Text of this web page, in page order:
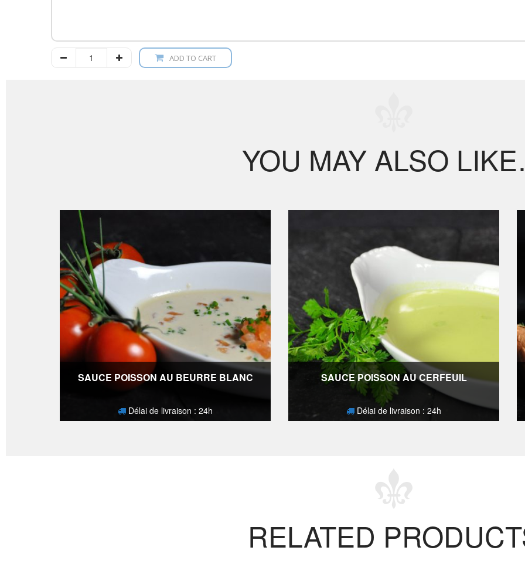
ADD TO CART
YOU MAY ALSO
SAUCE POISSON AU BEURRE BLANC
Délai de livraison : 24h
SAUCE POISSON AU CERFEUIL
Délai de livraison : 24h
RELATED